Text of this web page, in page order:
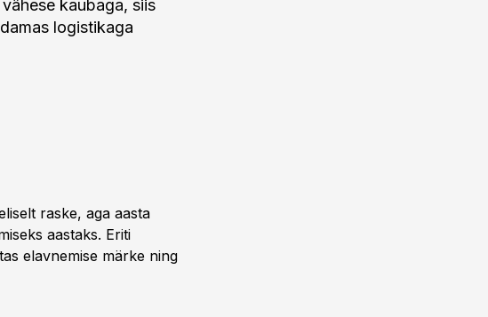
kaubaga, siis
logistikaga
raske, aga aasta
aastaks. Eriti
elavnemise märke ning